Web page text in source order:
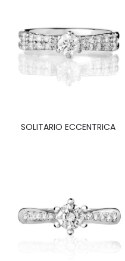
SOLITARIO ECCENTRICA